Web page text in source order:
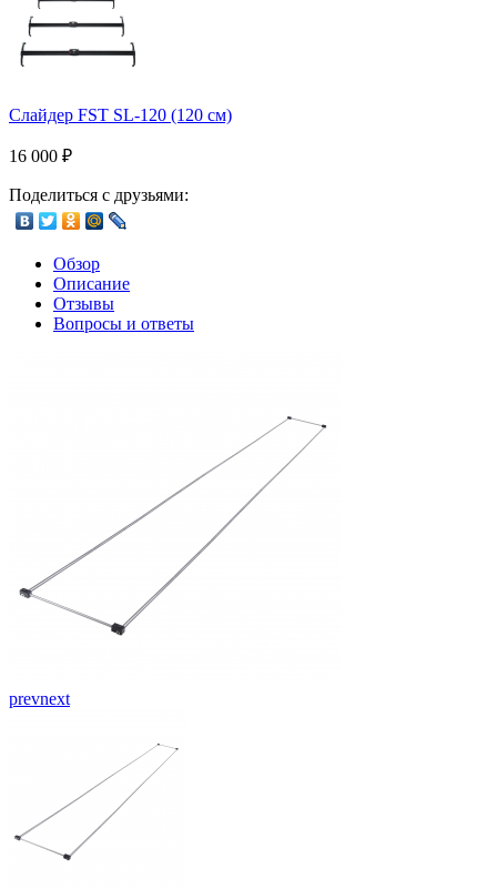
Слайдер FST SL-120 (120 см)
16 000 ₽
Поделиться с друзьями:
Обзор
Описание
Отзывы
Вопросы и ответы
prevnext